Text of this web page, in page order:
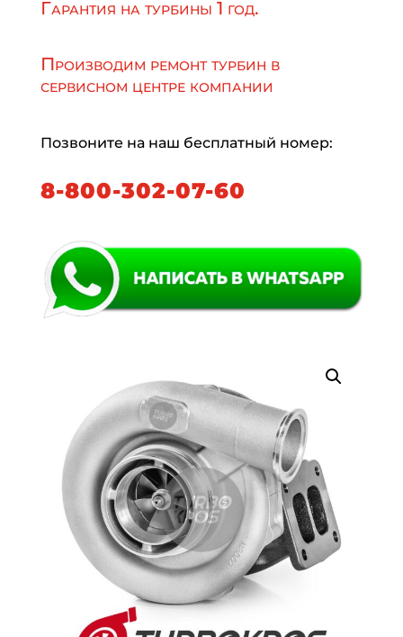
Гарантия на турбины 1 год.
Производим ремонт турбин в
сервисном центре компании
Позвоните на наш бесплатный номер:
8-800-302-07-60